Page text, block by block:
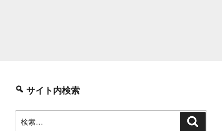
サイト内検索
索: